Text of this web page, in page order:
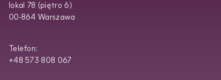
lokal 78 (piętro 6)
00-864 Warszawa
Telefon:
+48 573 808 067